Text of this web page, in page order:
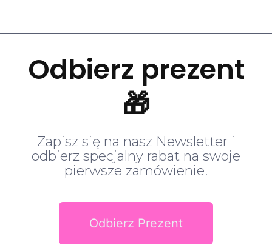
Odbierz prezent
🎁
Zapisz się na nasz Newsletter i
odbierz specjalny rabat na swoje
pierwsze zamówienie!
Odbierz Prezent